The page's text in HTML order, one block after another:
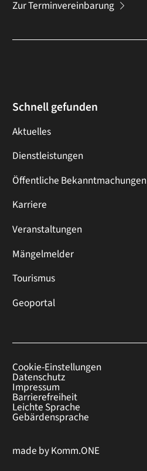
Zur Terminvereinbarung
Schnell gefunden
Aktuelles
Dienstleistungen
Öffentliche Bekanntmachungen
Karriere
Veranstaltungen
Mängelmelder
Tourismus
Geoportal
Cookie-Einstellungen
Datenschutz
Impressum
Barrierefreiheit
Leichte Sprache
Gebärdensprache
made byKomm.ONE